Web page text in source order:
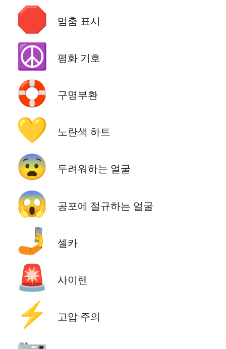
🛑 멈춤 표시
☮️ 평화 기호
🛟 구명부환
💛 노란색 하트
😨 두려워하는 얼굴
😱 공포에 절규하는 얼굴
🤳 셀카
🚨 사이렌
⚡ 고압 주의